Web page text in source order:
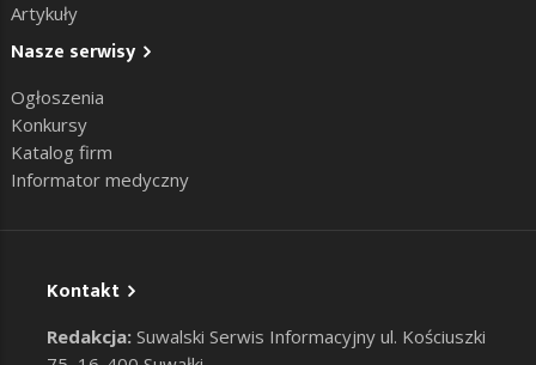
Artykuły
Nasze serwisy
Ogłoszenia
Konkursy
Katalog firm
Informator medyczny
Kontakt
Redakcja: Suwalski Serwis Informacyjny ul. Kościuszki